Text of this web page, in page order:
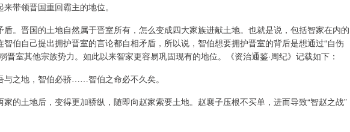
带领晋国重回霸主的地位。
。晋国的土地自然属于晋室所有，怎么变成四大家族进献土地。也就是说，包括智家在内的
伯自己提出拥护晋室的言论都自相矛盾，所以说，智伯想要拥护晋室的背后是想通过“自伤
晋室其他宗族势力。如此以来智家更容易巩固现有的地位。《资治通鉴·周纪》记载如下：
之地，智伯必骄……智伯之命必不久矣。
的土地后，变得更加骄纵，随即向赵家索要土地。赵襄子压根不买单，进而导致“智赵之战”